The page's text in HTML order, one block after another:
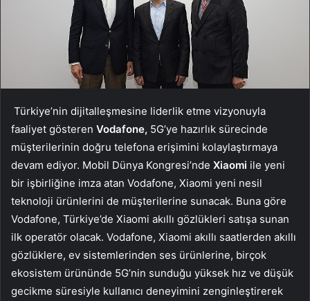
Türkiye’nin dijitalleşmesine liderlik etme vizyonuyla
faaliyet gösteren Vodafone, 5G’ye hazırlık sürecinde
müşterilerinin doğru telefona erişimini kolaylaştırmaya
devam ediyor. Mobil Dünya Kongresi’nde Xiaomi ile yeni
bir işbirliğine imza atan Vodafone, Xiaomi yeni nesil
teknoloji ürünlerini de müşterilerine sunacak. Buna göre
Vodafone, Türkiye’de Xiaomi akıllı gözlükleri satışa sunan
ilk operatör olacak. Vodafone, Xiaomi akıllı saatlerden akıllı
gözlüklere, ev sistemlerinden ses ürünlerine, birçok
ekosistem ürününde 5G’nin sunduğu yüksek hız ve düşük
gecikme süresiyle kullanıcı deneyimini zenginleştirerek